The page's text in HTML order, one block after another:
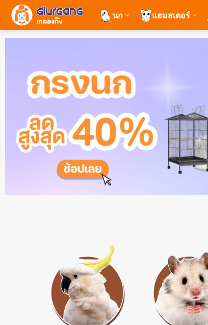
ข้าม
ยัง
นก แฮมสเตอร์